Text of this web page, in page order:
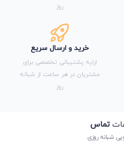
روز
خرید و ارسال سریع
ارایه پشتیبانی تخصصی برای
مشتریان در هر ساعت از شبانه
روز
تماس
شبانه روزی